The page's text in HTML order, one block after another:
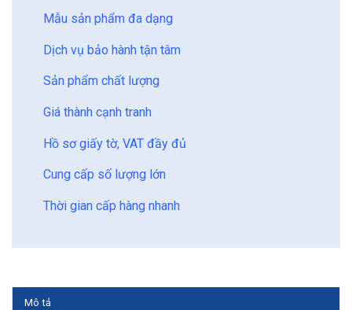
Mẫu sản phẩm đa dạng
Dịch vụ bảo hành tận tâm
Sản phẩm chất lượng
Giá thành cạnh tranh
Hồ sơ giấy tờ, VAT đầy đủ
Cung cấp số lượng lớn
Thời gian cấp hàng nhanh
Mô tả